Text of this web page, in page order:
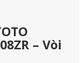
– Vòi